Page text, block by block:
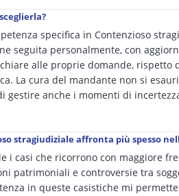
specifica in Contenzioso
seguita personalmente, con
alle proprie domande,
La cura del mandante non si
gestire anche i momenti di
stragiudiziale affronta più spesso
i casi che ricorrono con maggiore
patrimoniali e controversie tra
in queste casistiche mi